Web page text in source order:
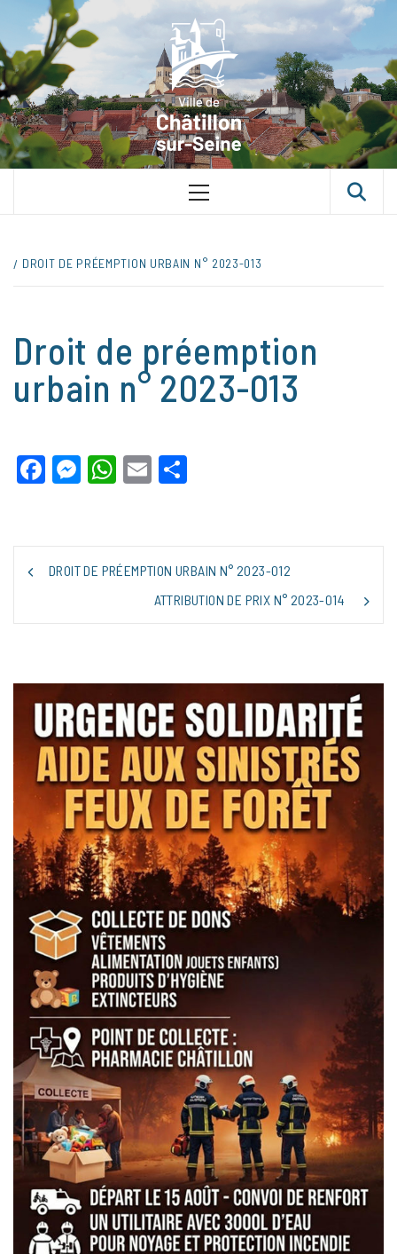
content
VILLE
SUR-SEINE
UNE VILLE DANS UN PARC
Primary
DROIT DE PRÉEMPTION URBAIN N° 2023-013
Droit de préemption
urbain n° 2023-013
Facebook
Messenger
WhatsApp
Email
NAVIGATION
DE
DROIT DE PRÉEMPTION URBAIN N° 2023-012
ATTRIBUTION DE PRIX N° 2023-014